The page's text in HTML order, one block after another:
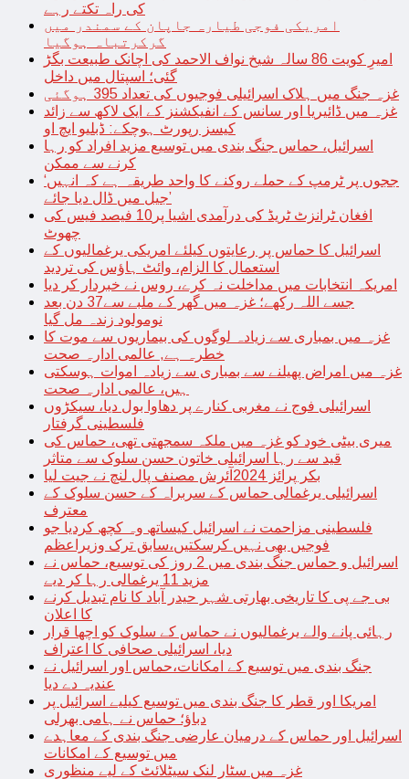
کی راہ تکتے رہے
امریکی فوجی طیارہ جاپان کے سمندر میں
گرکرتباہ ہوگیا
امیرِ کویت 86 سالہ شیخ نواف الاحمد کی اچانک طبیعت بگڑ
گئی؛ اسپتال میں داخل
غزہ جنگ میں ہلاک اسرائیلی فوجیوں کی تعداد 395 ہوگئی
غزہ میں ڈائیریا اور سانس کے انفیکشنز کے ایک لاکھ سے زائد
کیسز رپورٹ ہوچکے: ڈبلیو ایچ او
اسرائیل، حماس جنگ بندی میں توسیع مزید افراد کو رہا
کرنے سے ممکن
‘ججوں پر ٹرمپ کے حملے روکنے کا واحد طریقہ ہے کہ انہیں
جیل میں ڈال دیا جائے’
افغان ٹرانزٹ ٹریڈ کی درآمدی اشیا پر10 فیصد فیس کی
چھوٹ
اسرائیل کا حماس پر رعایتوں کیلئے امریکی یرغمالیوں کے
استعمال کا الزام، وائٹ ہاؤس کی تردید
امریکہ انتخابات میں مداخلت نہ کرے، روس نے خبردار کر دیا
جسے اللہ رکھے؛ غزہ میں گھر کے ملبے سے37 دن بعد
نومولود زندہ مل گیا
غزہ میں بمباری سے زیادہ لوگوں کی بیماریوں سے موت کا
خطرہ ہے, عالمی ادارہ صحت
غزہ میں امراض پھیلنے سے بمباری سے زیادہ اموات ہوسکتی
ہیں، عالمی ادارہ صحت
اسرائیلی فوج نے مغربی کنارے پر دھاوا بول دیا، سیکڑوں
فلسطینی گرفتار
میری بیٹی خود کو غزہ میں ملکہ سمجھتی تھی، حماس کی
قید سے رہا اسرائیلی خاتون حسن سلوک سے متاثر
بکر پرائز 2024آئرش مصنف پال لنچ نے جیت لیا
اسرائیلی یرغمالی حماس کے سربراہ کے حسن سلوک کے
معترف
فلسطینی مزاحمت نے اسرائیل کیساتھ وہ کچھ کردیا جو
فوجیں بھی نہیں کرسکتیں،سابق ترک وزیراعظم
اسرائیل و حماس جنگ بندی میں 2 روز کی توسیع، حماس نے
مزید 11 یرغمالی رہا کر دیے
بی جے پی کا تاریخی بھارتی شہر حیدر آباد کا نام تبدیل کرنے
کا اعلان
رہائی پانے والے یرغمالیوں نے حماس کے سلوک کو اچھا قرار
دیا، اسرائیلی صحافی کا اعتراف
جنگ بندی میں توسیع کے امکانات،حماس اور اسرائیل نے
عندیہ دے دیا
امریکا اور قطر کا جنگ بندی میں توسیع کیلیے اسرائیل پر
دباؤ؛ حماس نے ہامی بھرلی
اسرائیل اور حماس کے درمیان عارضی جنگ بندی کے معاہدے
میں توسیع کے امکانات
غزہ میں سٹار لنک سیٹلائٹ کے لیے منظوری